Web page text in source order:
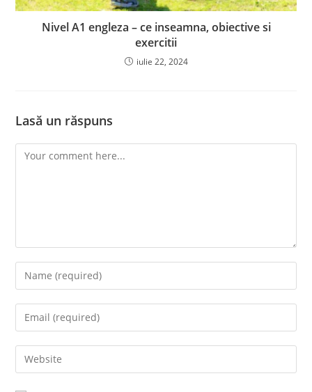
Nivel A1 engleza – ce inseamna, obiective si
exercitii
iulie 22, 2024
Lasă un răspuns